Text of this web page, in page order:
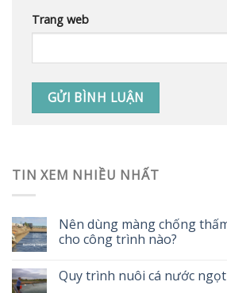
Trang web
TIN XEM NHIỀU NHẤT
Nên dùng màng chống
cho công trình nào?
Quy trình nuôi cá nước